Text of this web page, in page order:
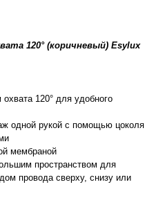
120° (коричневый) Esylux
120° для удобного
одной рукой с помощью цоколя
мембраной
пространством для
провода сверху, снизу или